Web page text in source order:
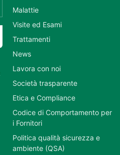
Malattie
Visite ed Esami
Trattamenti
News
Lavora con noi
Società trasparente
Etica e Compliance
Codice di Comportamento per
i Fornitori
Politica qualità sicurezza e
ambiente (QSA)